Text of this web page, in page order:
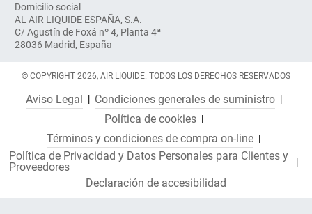
Domicilio social
AL AIR LIQUIDE ESPAÑA, S.A.
C/ Agustín de Foxá nº 4, Planta 4ª
28036 Madrid, España
© COPYRIGHT 2026, AIR LIQUIDE. TODOS LOS DERECHOS RESERVADOS
Aviso Legal
Condiciones generales de suministro
Política de cookies
Términos y condiciones de compra on-line
Política de Privacidad y Datos Personales para Clientes y
Proveedores
Declaración de accesibilidad